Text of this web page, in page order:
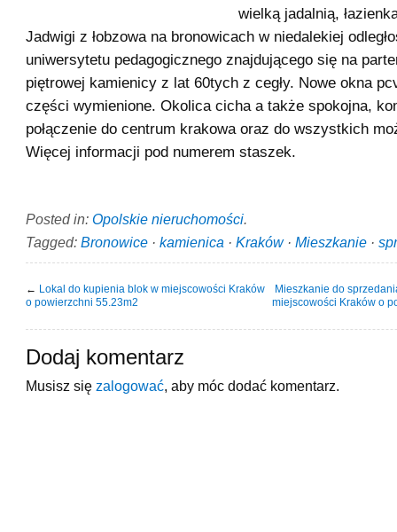
wielką jadalnią,
Jadwigi z łobzowa na bronowicach w niedalekiej
uniwersytetu pedagogicznego znajdującego się na
piętrowej kamienicy z lat 60tych z cegły. Nowe okna
części wymienione. Okolica cicha a także spokojna,
połączenie do centrum krakowa oraz do wszystkich
Więcej informacji pod numerem staszek.
Posted in: Opolskie nieruchomości.
Tagged: Bronowice · kamienica · Kraków· Mieszkanie ·
← Lokal do kupienia blok w miejscowości Kraków
o powierzchni 55.23m2
Mieszkanie do
miejscowości Kraków o
Dodaj komentarz
Musisz się zalogować , aby móc dodać komentarz.